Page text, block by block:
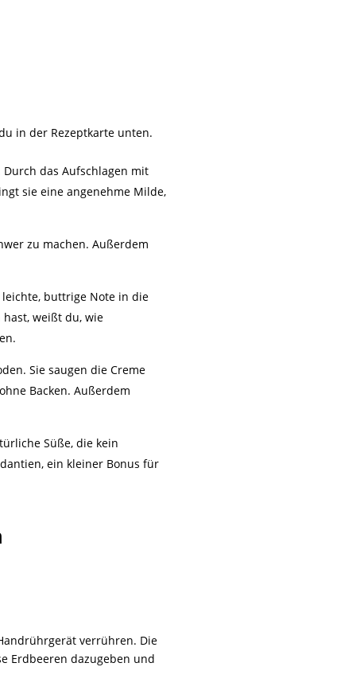
in der Rezeptkarte unten.
das Aufschlagen mit
sie eine angenehme Milde,
zu machen. Außerdem
buttrige Note in die
weißt du, wie
Sie saugen die Creme
Backen. Außerdem
Süße, die kein
ein kleiner Bonus für
verrühren. Die
Erdbeeren dazugeben und